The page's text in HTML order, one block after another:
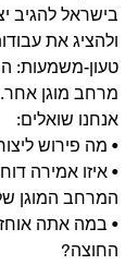
בישראל להגיב
ולהציג את
טעון-משמעות:
מרחב מוגן אחר.
אנחנו שואלים:
• מה פירוש
• איזו אמירה
המרחב המוגן
• במה אתה
החוצה?